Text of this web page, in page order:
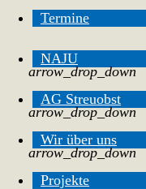
Termine
NAJU
AG Streuobst
arrow_drop_down
Wir über uns
arrow_drop_down
Projekte
arrow_drop_down